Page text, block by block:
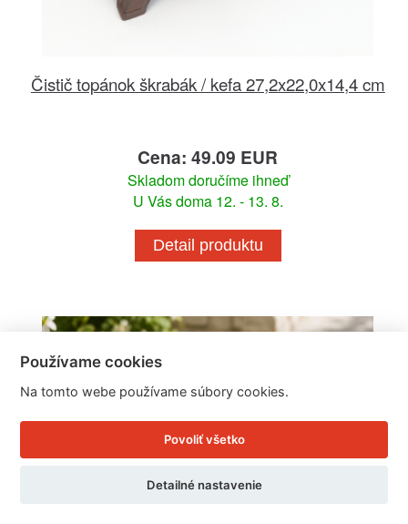
Čistič topánok škrabák / kefa 27,2x22,0x14,4 cm
Cena: 49.09 EUR
Skladom doručíme ihneď
U Vás doma 12. - 13. 8.
Detail produktu
Používame cookies
Na tomto webe používame súbory cookies.
Povoliť všetko
Detailné nastavenie